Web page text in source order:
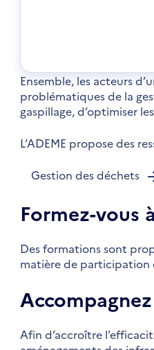
Ensemble, les acteurs
problématiques de la
gaspillage, d’optimiser
L’ADEME propose des
Gestion des déchets
Formez-vous
Des formations sont
matière de participation
Afin d’accroître